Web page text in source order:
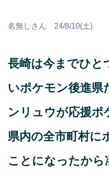
名無しさん 24/8/10(土)
長崎は今までひと
いポケモン後進県
ンリュウが応援ポ
県内の全市町村に
ことになったから